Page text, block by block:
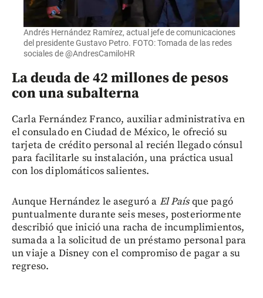
Andrés Hernández Ramírez, actual jefe de comunicaciones
del presidente Gustavo Petro. FOTO: Tomada de las redes
sociales de @AndresCamiloHR
La deuda de 42 millones de pesos
con una subalterna
Carla Fernández Franco, auxiliar administrativa en
el consulado en Ciudad de México, le ofreció su
tarjeta de crédito personal al recién llegado cónsul
para facilitarle su instalación, una práctica usual
con los diplomáticos salientes.
Aunque Hernández le aseguró a El Paísque pagó
puntualmente durante seis meses, posteriormente
describió que inició una racha de incumplimientos,
sumada a la solicitud de un préstamo personal para
un viaje a Disney con el compromiso de pagar a su
regreso.